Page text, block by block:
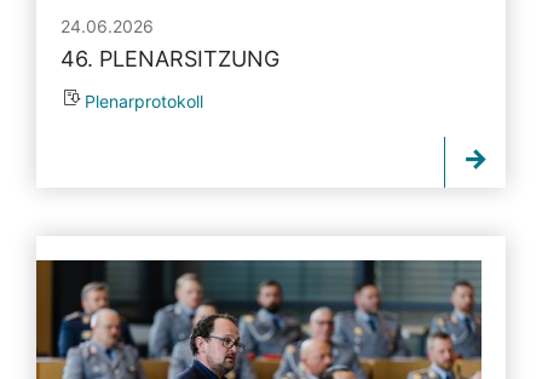
24.06.2026
46. PLENARSITZUNG
Plenarprotokoll